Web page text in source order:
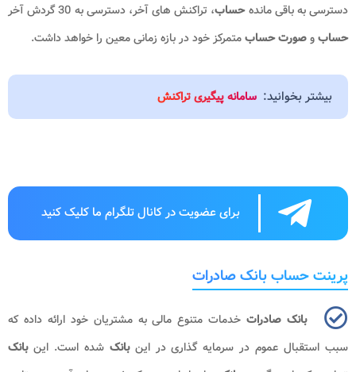
دسترسی به باقی ماندهحساب، تراکنش های آخر، دسترسی به 30 گردش آخر
حسابوصورت حسابمتمرکز خود در بازه زمانی معین را خواهد داشت.
بیشتر بخوانید: سامانه پیگیری تراکنش
برای عضویت در کانال تلگرام ما کلیک کنید
پرینت حساب بانک صادرات
بانک صادرات خدمات متنوع مالی به مشتریان خود ارائه داده که
سبب استقبال عموم در سرمایه گذاری در اینبانک شده است. اینبانک